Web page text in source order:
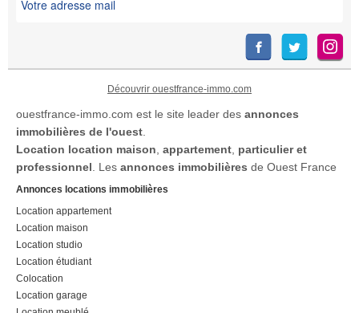
Découvrir ouestfrance-immo.com
ouestfrance-immo.com est le site leader des annonces
immobilières de l'ouest.
Location location maison, appartement, particulier et
professionnel. Les annonces immobilières de Ouest France
Annonces locations immobilières
Location appartement
Location maison
Location studio
Location étudiant
Colocation
Location garage